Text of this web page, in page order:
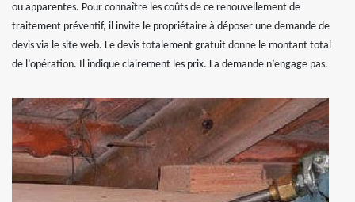
ou apparentes. Pour connaître les coûts de ce renouvellement de
traitement préventif, il invite le propriétaire à déposer une demande de
devis via le site web. Le devis totalement gratuit donne le montant total
de l’opération. Il indique clairement les prix. La demande n’engage pas.